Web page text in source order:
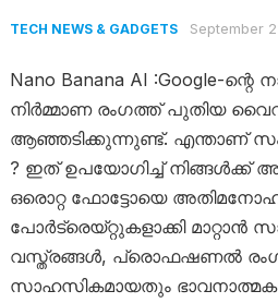
TECH NEWS & GADGETS September
Nano Banana AI :Google-
നിർമ്മാണ രംഗത്ത് പുതിയ
ആഞ്ഞടിക്കുന്നുണ്ട്. എന്താണ്
? ഇത് ഉപയോഗിച്ച്
ഒരൊറ്റ ഫോട്ടോയെ
പോർട്രെയ്റ്റുകളാക്കി മാറ്റാൻ
വസ്ത്രങ്ങൾ, പ്രൊഫഷണൽ
സാഹസികമായതും